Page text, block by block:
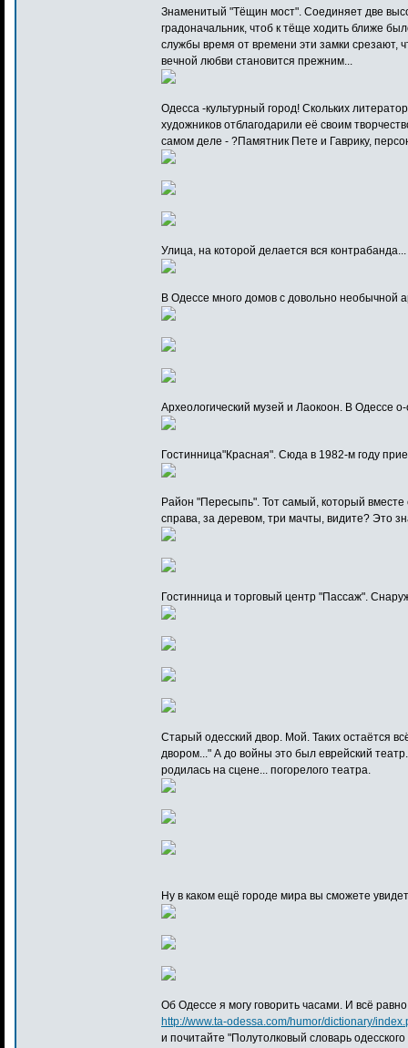
Знаменитый "Тёщин мост". Соединяет две
градоначальник, чтоб к тёще ходить ближе
службы время от времени эти замки срезают,
вечной любви становится прежним...
Одесса -культурный город! Скольких
художников отблагодарили её своим
самом деле - ?Памятник Пете и Гаврику,
Улица, на которой делается вся контрабанда...
В Одессе много домов с довольно необычной
Археологический музей и Лаокоон. В Одессе о-
Гостинница"Красная". Сюда в 1982-м году
Район "Пересыпь". Тот самый, который
справа, за деревом, три мачты, видите? Это
Гостинница и торговый центр "Пассаж".
Старый одесский двор. Мой. Таких остаётся
двором..." А до войны это был еврейский
родилась на сцене... погорелого театра.
Ну в каком ещё городе мира вы сможете
Об Одессе я могу говорить часами. И всё
http://www.ta-odessa.com/humor/dictionary/
и почитайте "Полутолковый словарь